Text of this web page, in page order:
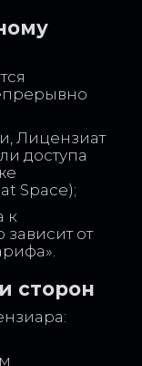
Лицензиат
доступа
Space);
к
от
сторон